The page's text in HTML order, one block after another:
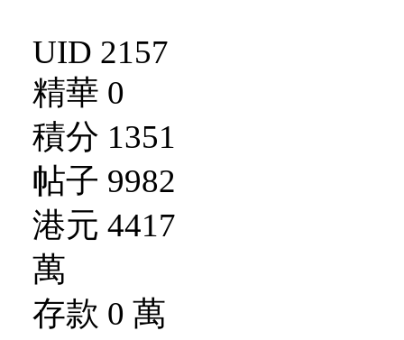
UID 2157
精華 0
積分 1351
帖子 9982
港元 4417
萬
存款 0 萬